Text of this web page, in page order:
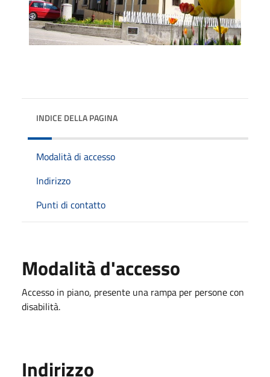
INDICE DELLA PAGINA
Modalità di accesso
Indirizzo
Punti di contatto
Modalità d'accesso
Accesso in piano, presente una rampa per persone con
disabilità.
Indirizzo